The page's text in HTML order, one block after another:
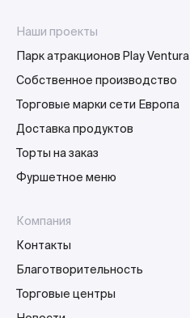
Наши проекты
Парк атракционов Play Ventura
Собственное производство
Торговые марки сети Европа
Доставка продуктов
Торты на заказ
Фуршетное меню
Компания
Контакты
Благотворительность
Торговые центры